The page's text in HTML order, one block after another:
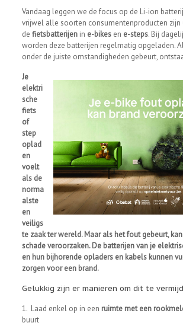
Vandaag leggen we de focus op de Li-ion
vrijwel alle soorten consumentenproducten zijn
de fietsbatterijenin e-bikesen e-steps. Bij
worden deze batterijen regelmatig opgeladen.
onder de juiste omstandigheden gebeurt,
Je
elektri
sche
fiets
of
step
oplad
en
voelt
als de
norma
alste
en
veiligs
te zaak ter wereld. Maar als het fout gebeurt,
schade veroorzaken. De batterijen van je
en hun bijhorende opladers en kabels kunnen
zorgen voor een brand.
Gelukkig zijn er manieren om dit te
1. Laad enkel op in een ruimte met een
buurt